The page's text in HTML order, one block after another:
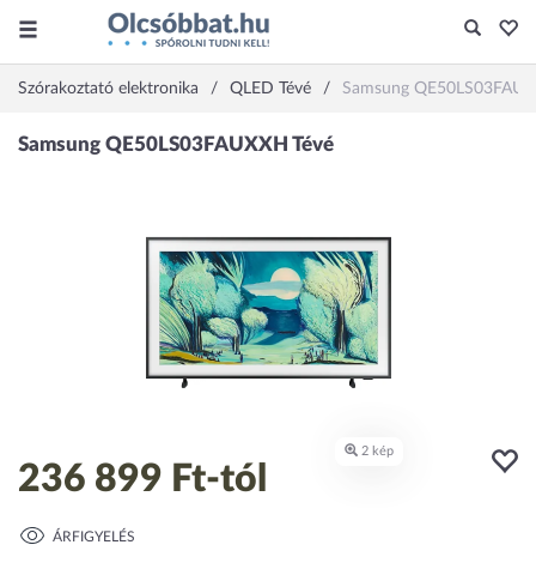
Szórakoztató elektronika QLED Tévé Samsung
236 899 Ft-tól
ÁRFIGYELÉS